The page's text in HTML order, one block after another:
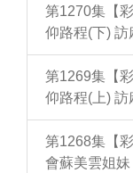
第1270集【
仰路程(下)
第1269集【
仰路程(上)
第1268集【
會蘇美雲姐妹